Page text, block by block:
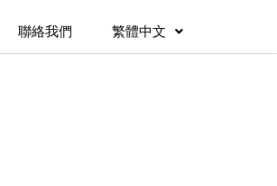
聯絡我們 繁體中文